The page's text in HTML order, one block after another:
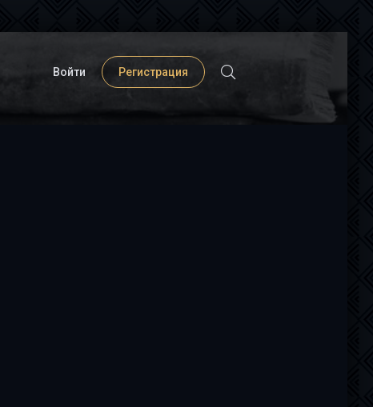
Войти Регистрация